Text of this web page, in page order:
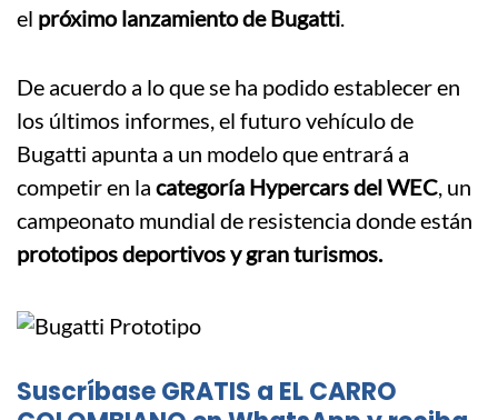
el próximo lanzamiento de Bugatti.
De acuerdo a lo que se ha podido establecer en
los últimos informes, el futuro vehículo de
Bugatti apunta a un modelo que entrará a
competir en la categoría Hypercars del WEC, un
campeonato mundial de resistencia donde están
prototipos deportivos y gran turismos.
Suscríbase GRATIS a EL CARRO